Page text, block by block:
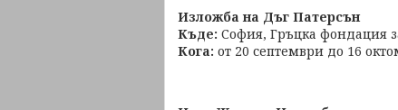
Изложба на Дъг Патерсън
Къде: София, Гръцка фондация
Кога: от 20 септември до 16